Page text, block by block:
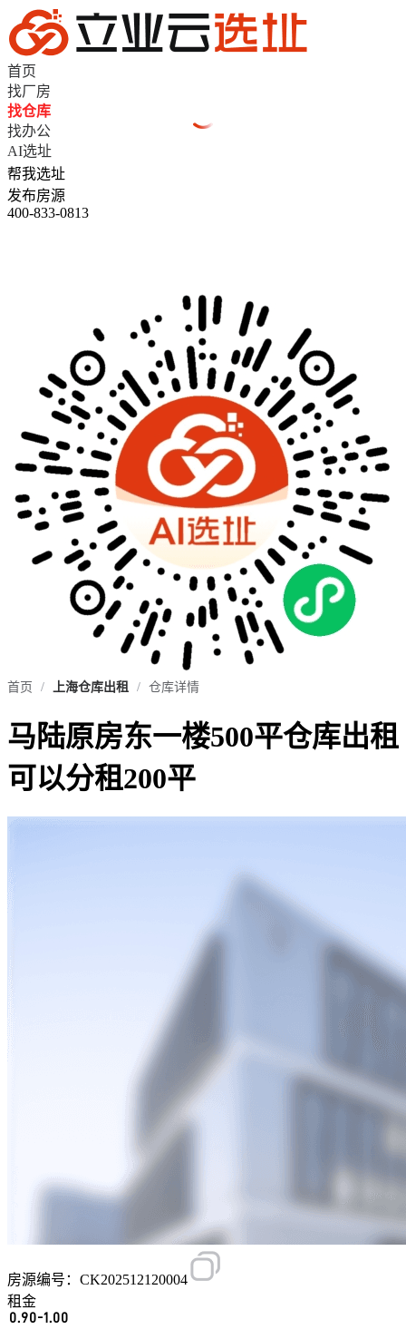
首页
找厂房
找仓库
找办公
AI选址
帮我选址
发布房源
400-833-0813
首页 / 上海仓库出租 / 仓库详情
马陆原房东一楼500平仓库出租
可以分租200平
房源编号：CK202512120004
租金
0.90-1.00